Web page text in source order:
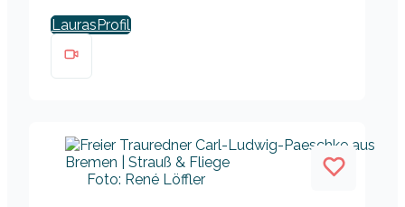
Lauras
Foto: René Löffler